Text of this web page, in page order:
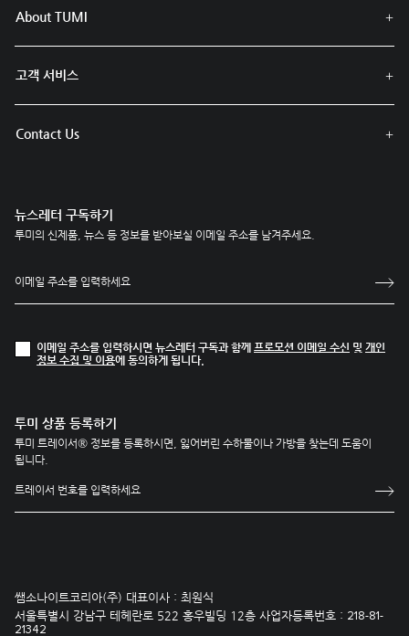
About TUMI
고객 서비스
Contact Us
뉴스레터 구독하기
투미의 신제품, 뉴스 등 정보를 받아보실 이메일 주소를 남겨주세요.
이메일 주소를 입력하시면 뉴스레터 구독과 함께 프로모션 이메일 수신 및 개인
정보 수집 및 이용에 동의하게 됩니다.
투미 상품 등록하기
투미 트레이서® 정보를 등록하시면, 잃어버린 수하물이나 가방을 찾는데 도움이
됩니다.
쌤소나이트코리아(주) 대표이사 : 최원식
서울특별시 강남구 테헤란로 522 홍우빌딩 12층 사업자등록번호 : 218-81-
21342